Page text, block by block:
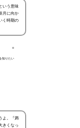
いう意味
月に向か
く時期の
知りたい
よ。『満
きくなっ